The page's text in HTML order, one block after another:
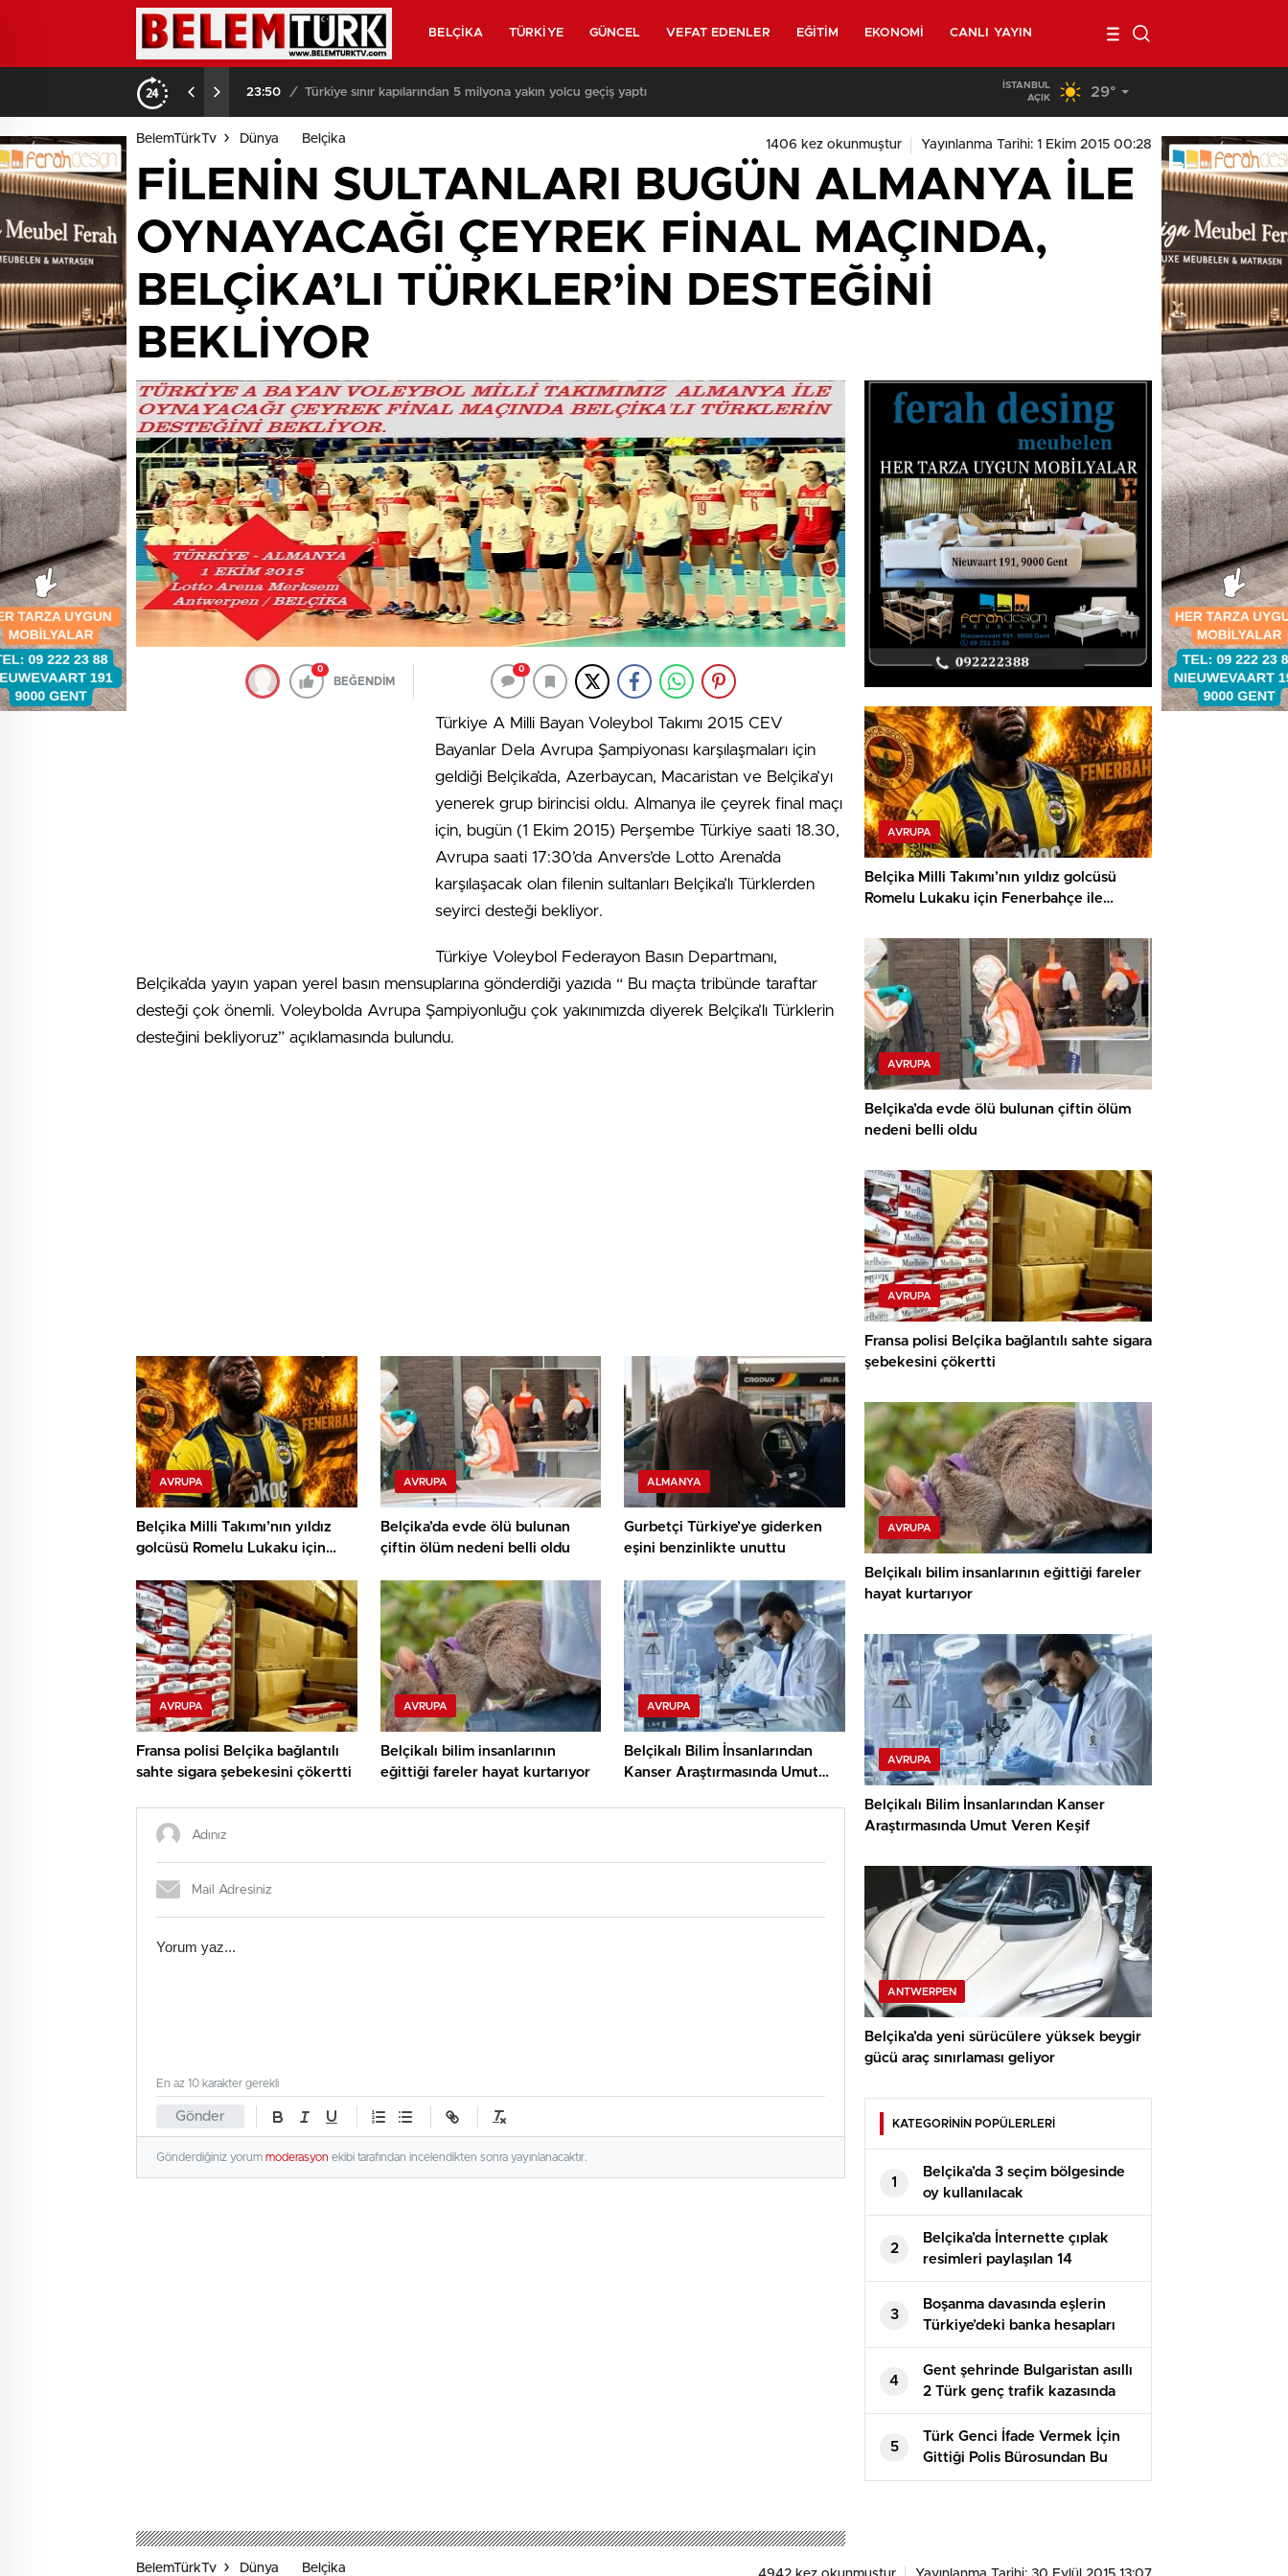
BELÇIKA TÜRKIYE GÜNCEL VEFAT EDENLER EĞITIM EKONOMI CANLI YAYIN
03:08 / Brüksel sokaklarında yeniden askerler mi devriye gezecek? Belçika’da kendi minibüsünün altında kalan 40
İSTANBUL
AÇIK
29°
BelemTürkTv Dünya Belçika 1406 kez okunmuştur Yayınlanma Tarihi: 1 Ekim 2015 00:28
FİLENİN SULTANLARI BUGÜN ALMANYA İLE
OYNAYACAĞI ÇEYREK FİNAL MAÇINDA,
BELÇİKA’LI TÜRKLER’İN DESTEĞİNİ
BEKLİYOR
0
BEĞENDİM
0
Türkiye A Milli Bayan Voleybol Takımı 2015 CEV
Bayanlar Dela Avrupa Şampiyonası karşılaşmaları için
geldiği Belçika’da, Azerbaycan, Macaristan ve Belçika’yı
yenerek grup birincisi oldu. Almanya ile çeyrek final maçı
için, bugün (1 Ekim 2015) Perşembe Türkiye saati 18.30,
Avrupa saati 17:30’da Anvers’de Lotto Arena’da
karşılaşacak olan filenin sultanları Belçika’lı Türklerden
seyirci desteği bekliyor.
Türkiye Voleybol Federayon Basın Departmanı,
Belçika’da yayın yapan yerel basın mensuplarına gönderdiği yazıda “ Bu maçta tribünde taraftar
desteği çok önemli. Voleybolda Avrupa Şampiyonluğu çok yakınımızda diyerek Belçika’lı Türklerin
desteğini bekliyoruz” açıklamasında bulundu.
AVRUPA
Belçika Milli Takımı’nın yıldız
golcüsü Romelu Lukaku için
iddiası
AVRUPA
Belçika’da evde ölü bulunan
çiftin ölüm nedeni belli oldu
ALMANYA
Gurbetçi Türkiye’ye giderken
eşini benzinlikte unuttu
AVRUPA
Fransa polisi Belçika bağlantılı
sahte sigara şebekesini çökertti
AVRUPA
Belçikalı bilim insanlarının
eğittiği fareler hayat kurtarıyor
AVRUPA
Belçikalı Bilim İnsanlarından
Kanser Araştırmasında Umut
Gönder
En az 10 karakter gerekli
Gönderdiğiniz yorum moderasyon ekibi tarafından incelendikten sonra yayınlanacaktır.
AVRUPA
Belçika Milli Takımı’nın yıldız golcüsü
Romelu Lukaku için Fenerbahçe ile
AVRUPA
Belçika’da evde ölü bulunan çiftin ölüm
nedeni belli oldu
AVRUPA
Fransa polisi Belçika bağlantılı sahte sigara
şebekesini çökertti
AVRUPA
Belçikalı bilim insanlarının eğittiği fareler
hayat kurtarıyor
AVRUPA
Belçikalı Bilim İnsanlarından Kanser
Araştırmasında Umut Veren Keşif
ANTWERPEN
Belçika’da yeni sürücülere yüksek beygir
gücü araç sınırlaması geliyor
KATEGORİNİN POPÜLERLERİ
1
Belçika’da 3 seçim bölgesinde
oy kullanılacak
2
Belçika’da İnternette çıplak
resimleri paylaşılan 14
yaşındaki kız çocuğu intihar
etti
3
Boşanma davasında eşlerin
Türkiye’deki banka hesapları
paylaşılır mı?
4
Gent şehrinde Bulgaristan asıllı
2 Türk genç trafik kazasında
yaşamını kaybetti
5
Türk Genci İfade Vermek İçin
Gittiği Polis Bürosundan Bu
Halde Çıktı
BelemTürkTv Dünya Belçika